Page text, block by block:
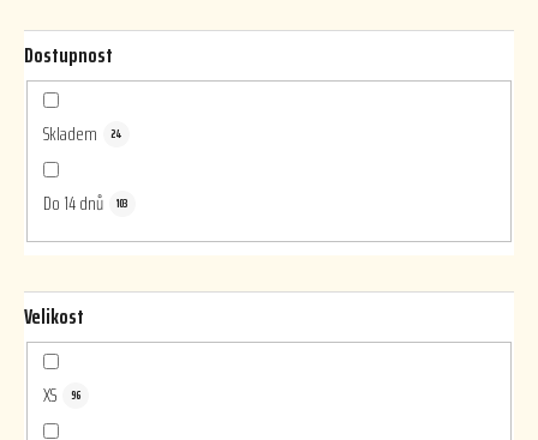
Dostupnost
Skladem 24
Do 14 dnů 103
Velikost
XS 96